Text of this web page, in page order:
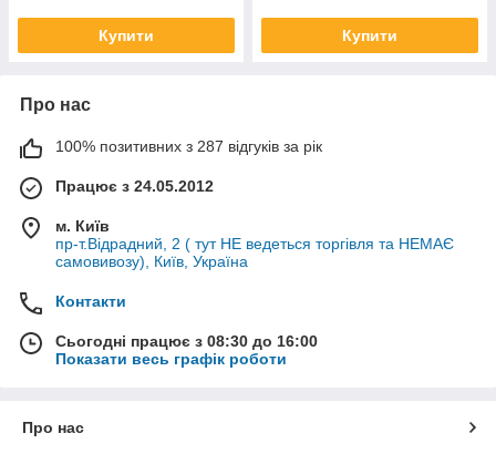
Купити Купити
Про нас
100% позитивних з 287 відгуків за рік
Працює з 24.05.2012
м. Київ
пр-т.Відрадний, 2 ( тут НЕ ведеться торгівля та НЕМАЄ
самовивозу), Київ, Україна
Контакти
Сьогодні працює з 08:30 до 16:00
Показати весь графік роботи
Про нас